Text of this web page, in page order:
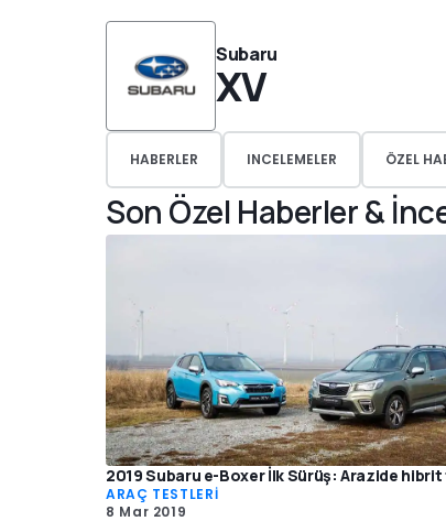
Subaru
XV
HABERLER INCELEMELER ÖZEL
Son Özel Haberler &
2019 Subaru e-Boxer İlk Sürüş: Arazide
ARAÇ TESTLERİ
8 Mar 2019